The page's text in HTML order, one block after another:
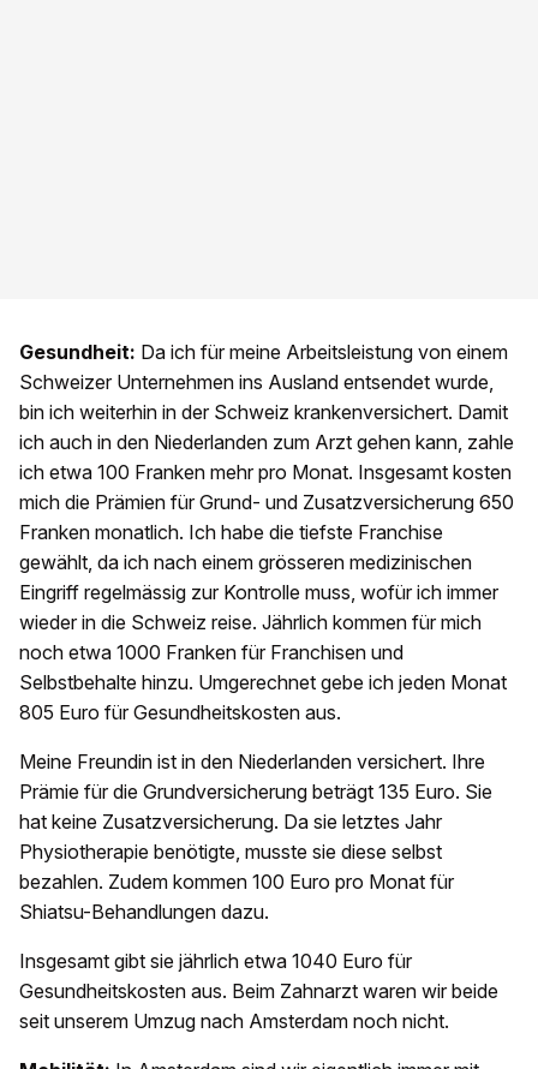
Gesundheit: Da ich für meine Arbeitsleistung von einem
Schweizer Unternehmen ins Ausland entsendet wurde,
bin ich weiterhin in der Schweiz krankenversichert. Damit
ich auch in den Niederlanden zum Arzt gehen kann, zahle
ich etwa 100 Franken mehr pro Monat. Insgesamt kosten
mich die Prämien für Grund- und Zusatzversicherung 650
Franken monatlich. Ich habe die tiefste Franchise
gewählt, da ich nach einem grösseren medizinischen
Eingriff regelmässig zur Kontrolle muss, wofür ich immer
wieder in die Schweiz reise. Jährlich kommen für mich
noch etwa 1000 Franken für Franchisen und
Selbstbehalte hinzu. Umgerechnet gebe ich jeden Monat
805 Euro für Gesundheitskosten aus.
Meine Freundin ist in den Niederlanden versichert. Ihre
Prämie für die Grundversicherung beträgt 135 Euro. Sie
hat keine Zusatzversicherung. Da sie letztes Jahr
Physiotherapie benötigte, musste sie diese selbst
bezahlen. Zudem kommen 100 Euro pro Monat für
Shiatsu-Behandlungen dazu.
Insgesamt gibt sie jährlich etwa 1040 Euro für
Gesundheitskosten aus. Beim Zahnarzt waren wir beide
seit unserem Umzug nach Amsterdam noch nicht.